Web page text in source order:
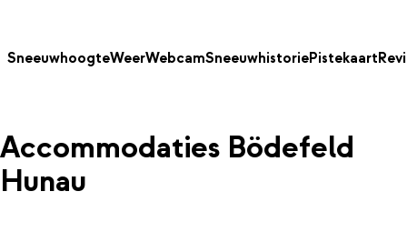
SneeuwhoogteWeerWebcamSneeuwhistoriePistekaart
Accommodaties Bödefeld
Hunau